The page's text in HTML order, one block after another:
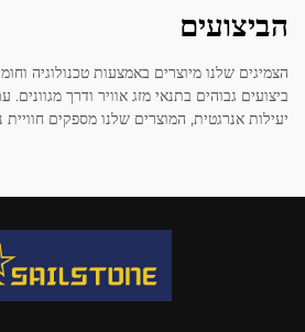
הביצועים
הצמיגים שלנו מיוצרים באמצעות טכנולוגיה
ביצועים גבוהים בתנאי מזג אוויר ודרך
יעילות אנרגטית, המוצרים שלנו מספקים חוויית